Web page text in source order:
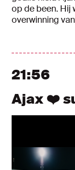
op de been. Hij
overwinning
21:56
Ajax ❤️